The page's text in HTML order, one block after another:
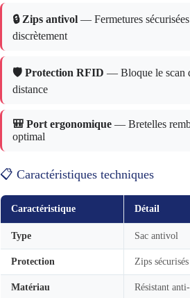
🔒 Zips antivol — Fermetures
discrètement
🛡️ Protection RFID — Bloque le scan
distance
🎒 Port ergonomique — Bretelles
optimal
📋 Caractéristiques techniques
Caractéristique Détail
Type Sac antivol
Protection Zips
Matériau Résistant